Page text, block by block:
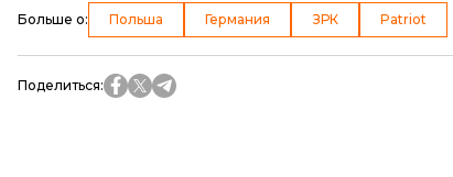
Больше о: Польша Германия ЗРК Patriot
Поделиться: